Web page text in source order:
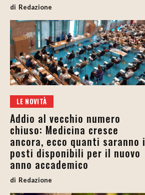
Redazione
LE NOVITÀ
Addio al vecchio numero
chiuso: Medicina cresce
ancora, ecco quanti saranno i
posti disponibili per il nuovo
anno accademico
Redazione